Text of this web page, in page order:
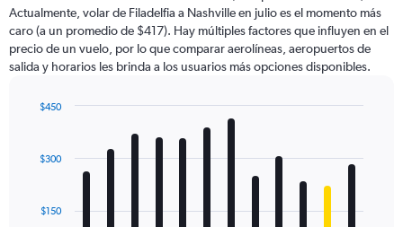
chart
has
1
Y
displaying
Actualmente, volar de Filadelfia a Nashville en julio es el momento más
caro (a un promedio de $417). Hay múltiples factores que influyen en el
precio de un vuelo, por lo que comparar aerolíneas, aeropuertos de
salida y horarios les brinda a los usuarios más opciones disponibles.
with
12
The
$150
$300
$450